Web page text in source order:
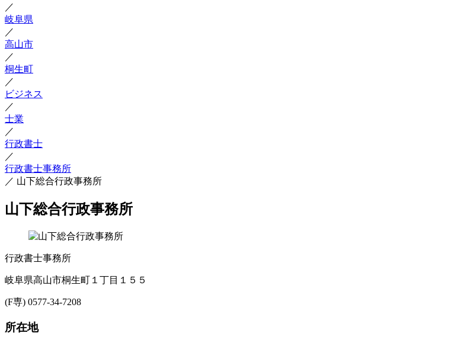
／
岐阜県
／
高山市
／
桐生町
／
ビジネス
／
士業
／
行政書士
／
行政書士事務所
／ 山下総合行政事務所
山下総合行政事務所
行政書士事務所
岐阜県高山市桐生町１丁目１５５
(F専) 0577-34-7208
所在地